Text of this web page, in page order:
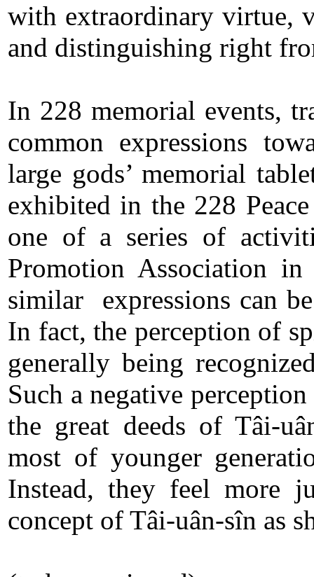
with extraordinary virtue,
and distinguishing right
In 228 memorial events,
common expressions
large gods’ memorial
exhibited in the 228
one of a series of
Promotion Association
similar expressions can
In fact, the perception of
generally being
Such a negative
the great deeds of Tâi-
most of younger
Instead, they feel more
concept of Tâi-uân-sîn as